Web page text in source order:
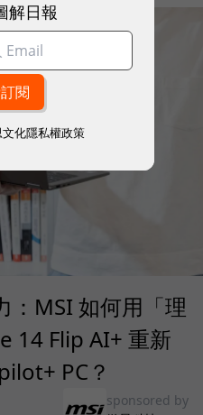
：MSI 如何用「理
14 Flip AI+ 重新
PC？
sponsored by
解日報
文化隱私權政策